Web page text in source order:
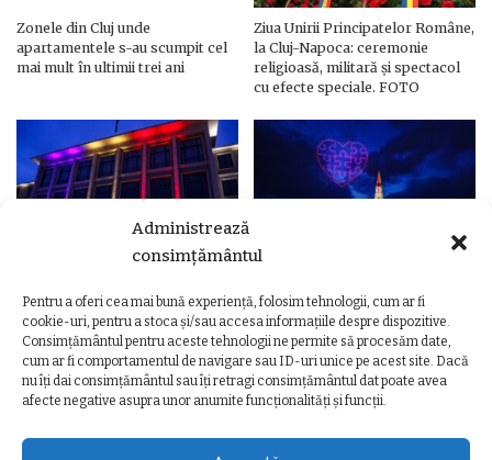
Administrează
consimțământul
Pentru a oferi cea mai bună experiență, folosim tehnologii, cum ar fi
cookie-uri, pentru a stoca și/sau accesa informațiile despre dispozitive.
Consimțământul pentru aceste tehnologii ne permite să procesăm date,
cum ar fi comportamentul de navigare sau ID-uri unice pe acest site. Dacă
nu îți dai consimțământul sau îți retragi consimțământul dat poate avea
afecte negative asupra unor anumite funcționalități și funcții.
Zonele din Cluj unde
apartamentele s-au scumpit cel
mai mult în ultimii trei ani
Ziua Unirii Principatelor Române,
la Cluj-Napoca: ceremonie
religioasă, militară și spectacol
cu efecte speciale. FOTO
Ziua Unirii Principatelor Române
– Clădiri și poduri din Cluj,
iluminate în culorile drapelului
Ziua Unirii la Cluj-Napoca.
Programul complet al
evenimentelor